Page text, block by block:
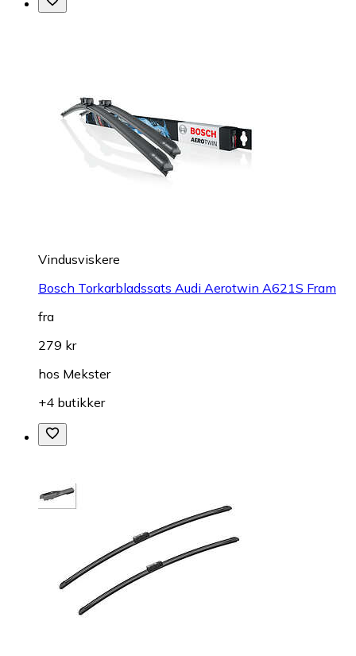
Vindusviskere
Bosch Torkarbladssats Audi Aerotwin A621S Fram
fra
279 kr
hos Mekster
+4 butikker